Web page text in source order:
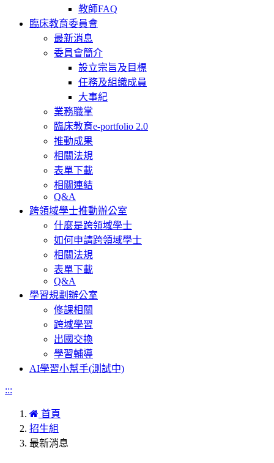
教師FAQ
臨床教育委員會
最新消息
委員會簡介
設立宗旨及目標
任務及組織成員
大事紀
業務職掌
臨床教育e-portfolio 2.0
推動成果
相關法規
表單下載
相關連結
Q&A
跨領域學士推動辦公室
什麼是跨領域學士
如何申請跨領域學士
相關法規
表單下載
Q&A
學習規劃辦公室
修課相關
跨域學習
出國交換
學習輔導
AI學習小幫手(測試中)
:::
首頁
招生組
最新消息